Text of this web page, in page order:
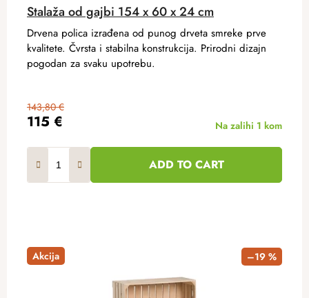
Stalaža od gajbi 154 x 60 x 24 cm
115 €
143,80 €
Na zalihi 1 kom
ADD TO CART
Drvena polica izrađena od punog drveta smreke prve
kvalitete. Čvrsta i stabilna konstrukcija. Prirodni dizajn
pogodan za svaku upotrebu.
Akcija –19 %